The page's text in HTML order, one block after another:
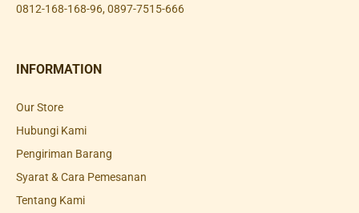
0812-168-168-96, 0897-7515-666
INFORMATION
Our Store
Hubungi Kami
Pengiriman Barang
Syarat & Cara Pemesanan
Tentang Kami